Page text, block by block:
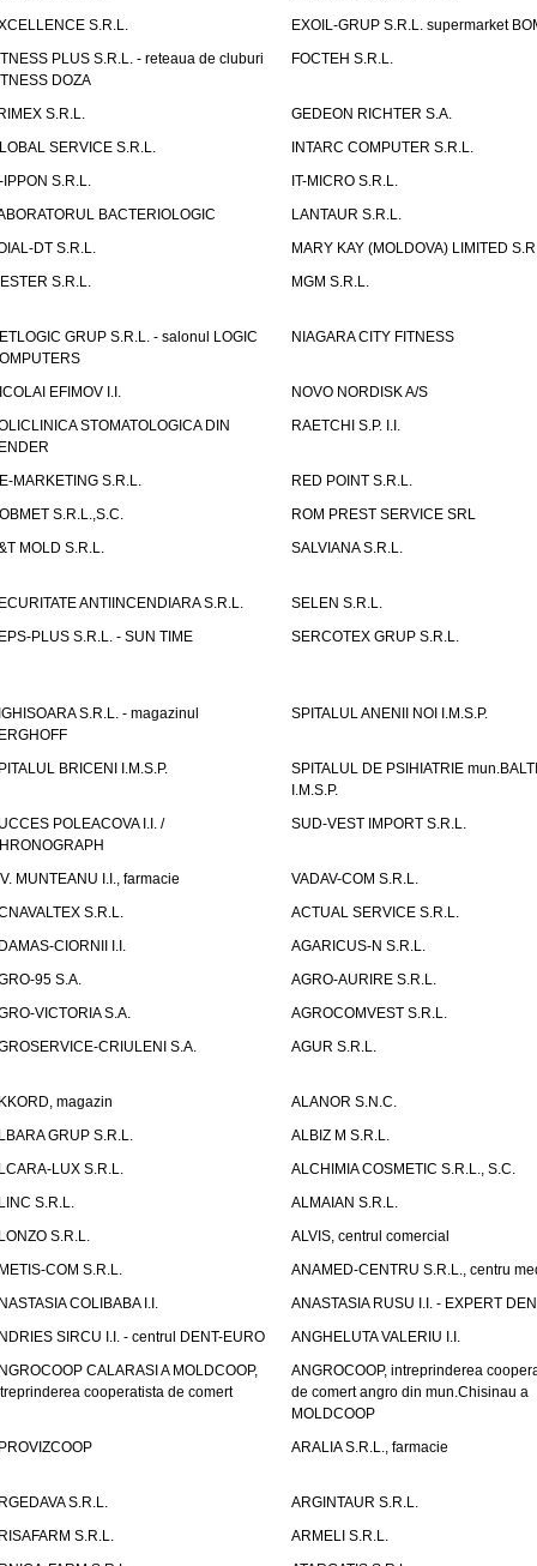
S.R.L.
EXOIL-GRUP S.R.L. supermarket
PLUS S.R.L. - reteaua de cluburi
DOZA
FOCTEH S.R.L.
S.R.L.
GEDEON RICHTER S.A.
SERVICE S.R.L.
INTARC COMPUTER S.R.L.
IPPON S.R.L.
IT-MICRO S.R.L.
BACTERIOLOGIC
LANTAUR S.R.L.
DT S.R.L.
MARY KAY (MOLDOVA) LIMITED
S.R.L.
MGM S.R.L.
GRUP S.R.L. - salonul LOGIC
NIAGARA CITY FITNESS
EFIMOV I.I.
NOVO NORDISK A/S
STOMATOLOGICA DIN
RAETCHI S.P. I.I.
MARKETING S.R.L.
RED POINT S.R.L.
S.R.L.,S.C.
ROM PREST SERVICE SRL
MOLD S.R.L.
SALVIANA S.R.L.
ANTIINCENDIARA S.R.L.
SELEN S.R.L.
PLUS S.R.L. - SUN TIME
SERCOTEX GRUP S.R.L.
S.R.L. - magazinul
SPITALUL ANENII NOI I.M.S.P.
BRICENI I.M.S.P.
SPITALUL DE PSIHIATRIE mun.BALTI
I.M.S.P.
POLEACOVA I.I. /
SUD-VEST IMPORT S.R.L.
MUNTEANU I.I., farmacie
VADAV-COM S.R.L.
S.R.L.
ACTUAL SERVICE S.R.L.
CIORNII I.I.
AGARICUS-N S.R.L.
95 S.A.
AGRO-AURIRE S.R.L.
VICTORIA S.A.
AGROCOMVEST S.R.L.
CRIULENI S.A.
AGUR S.R.L.
magazin
ALANOR S.N.C.
GRUP S.R.L.
ALBIZ M S.R.L.
LUX S.R.L.
ALCHIMIA COSMETIC S.R.L., S.C.
S.R.L.
ALMAIAN S.R.L.
S.R.L.
ALVIS, centrul comercial
COM S.R.L.
ANAMED-CENTRU S.R.L., centru
COLIBABA I.I.
ANASTASIA RUSU I.I. - EXPERT
SIRCU I.I. - centrul DENT-EURO
ANGHELUTA VALERIU I.I.
CALARASI A MOLDCOOP,
cooperatista de comert
ANGROCOOP, intreprinderea
de comert angro din mun.Chisinau a
MOLDCOOP
ARALIA S.R.L., farmacie
S.R.L.
ARGINTAUR S.R.L.
S.R.L.
ARMELI S.R.L.